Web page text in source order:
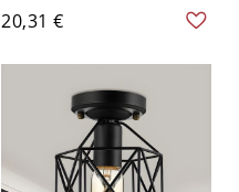
tête en métal nu noir
20,31 €